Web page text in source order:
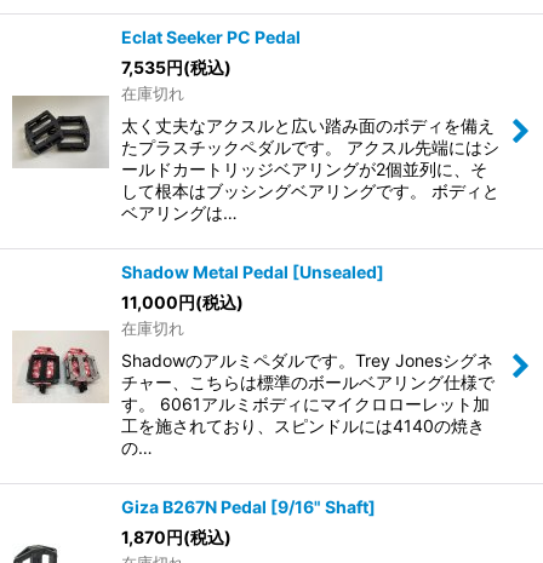
Eclat Seeker PC Pedal
7,535円(税込)
在庫切れ
太く丈夫なアクスルと広い踏み面のボディを備え
たプラスチックペダルです。 アクスル先端にはシ
ールドカートリッジベアリングが2個並列に、そ
して根本はブッシングベアリングです。 ボディと
ベアリングは…
Shadow Metal Pedal [Unsealed]
11,000円(税込)
在庫切れ
Shadowのアルミペダルです。Trey Jonesシグネ
チャー、こちらは標準のボールベアリング仕様で
す。 6061アルミボディにマイクロローレット加
工を施されており、スピンドルには4140の焼き
の…
Giza B267N Pedal [9/16" Shaft]
1,870円(税込)